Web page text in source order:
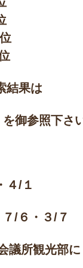
位
結果は
を御参照下さ
４/１
/６・３/７
議所観光部に